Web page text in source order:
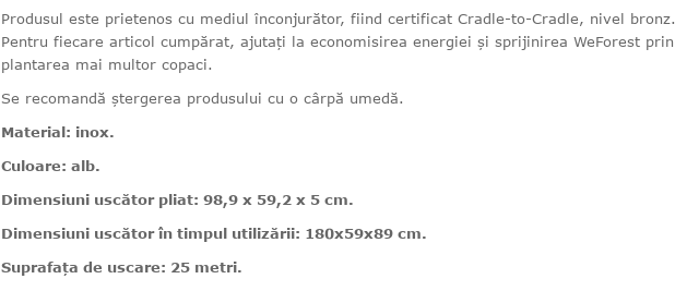
Produsul este prietenos cu mediul înconjurător, fiind certificat Cradle-to-Cradle, nivel bronz.
Pentru fiecare articol cumpărat, ajutați la economisirea energiei și sprijinirea WeForest prin
plantarea mai multor copaci.
Se recomandă ștergerea produsului cu o cârpă umedă.
Material: inox.
Culoare: alb.
Dimensiuni uscător pliat: 98,9 x 59,2 x 5 cm.
Dimensiuni uscător în timpul utilizării: 180x59x89 cm.
Suprafața de uscare: 25 metri.